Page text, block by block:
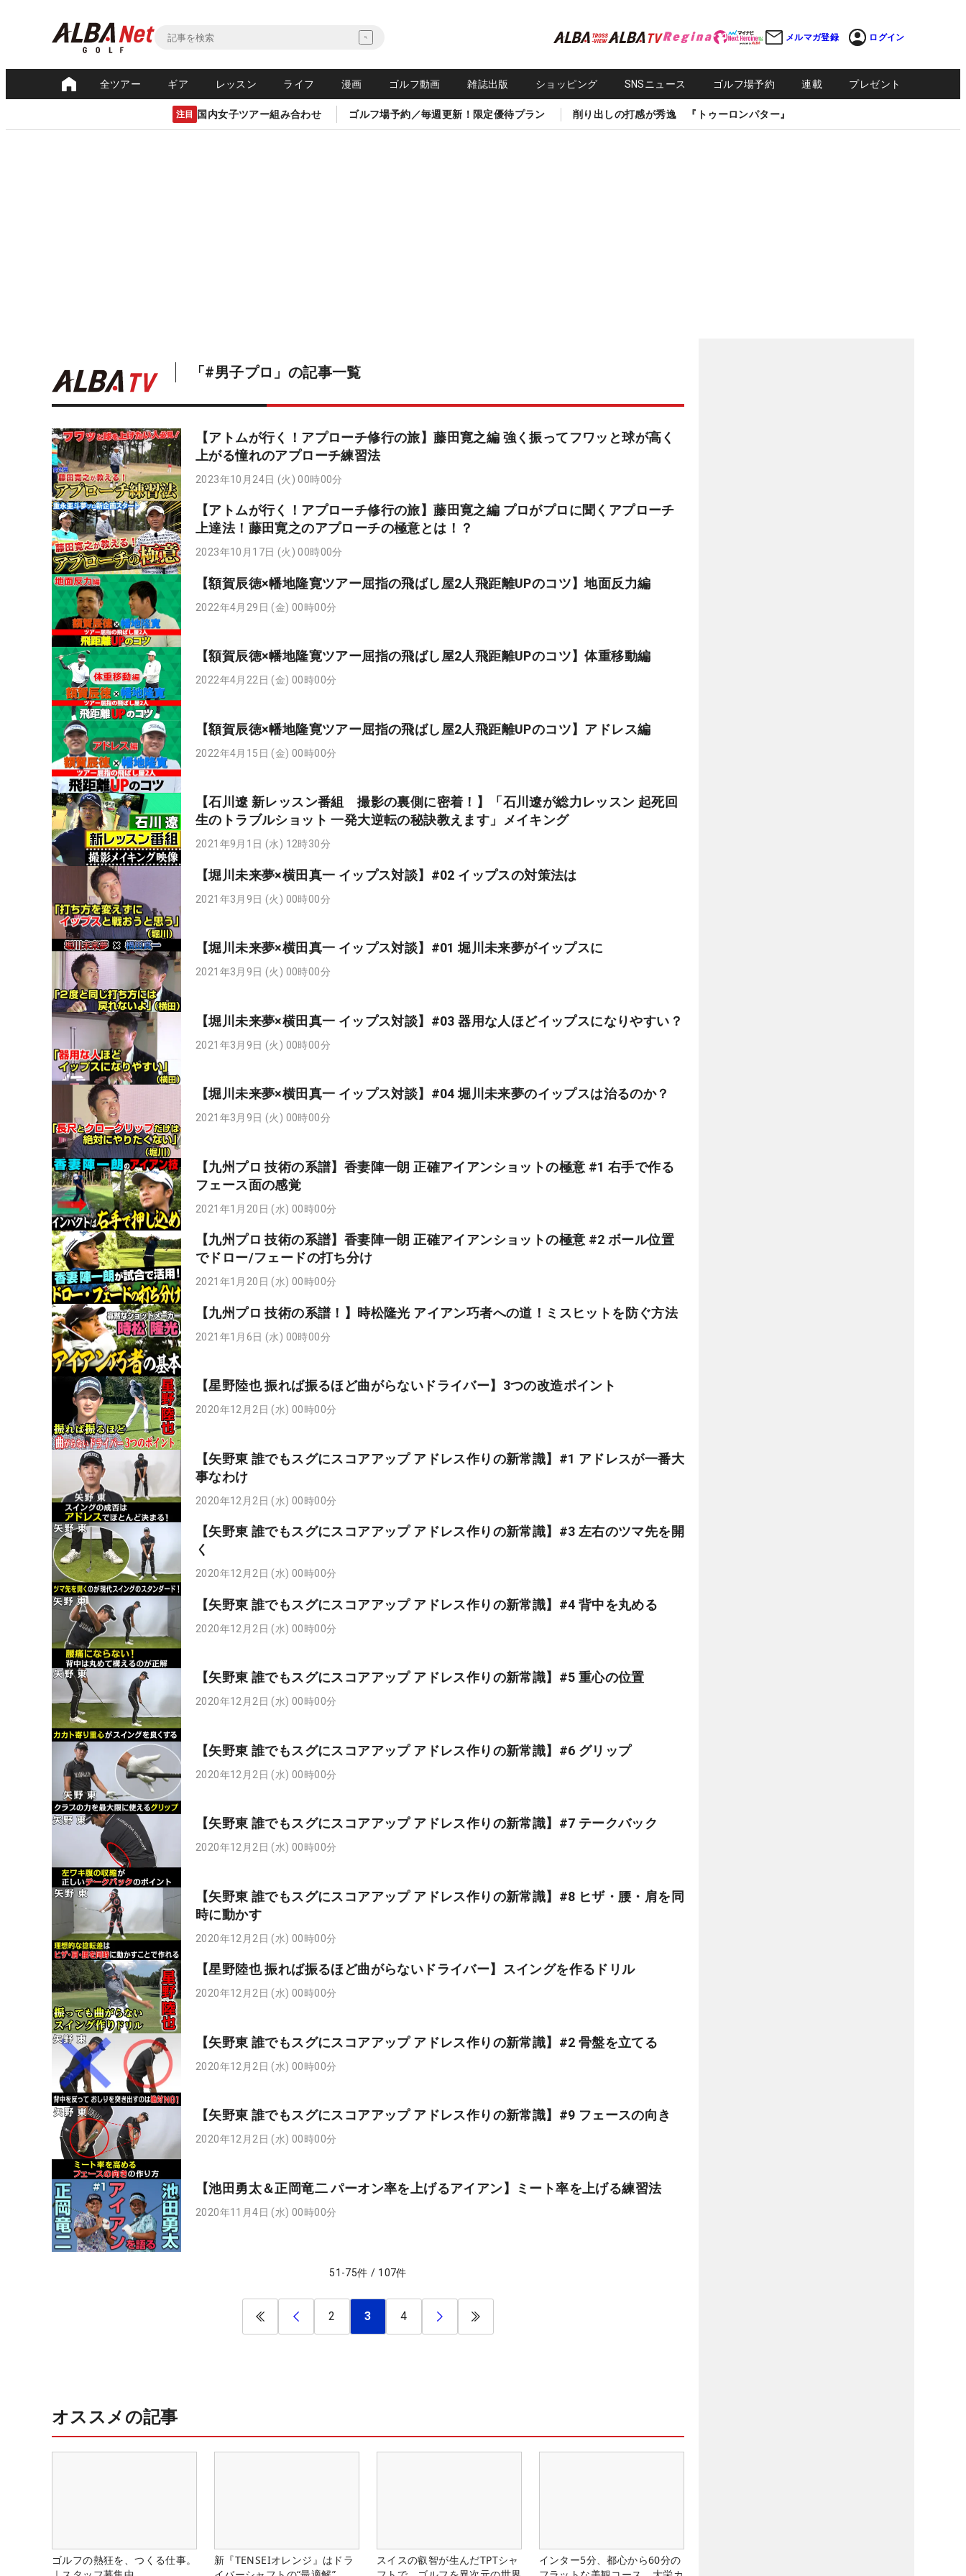
メルマガ登録 ログイン
全ツアー ギア レッスン ライフ 漫画 ゴルフ動画 雑誌出版 ショッピング SNSニュース ゴルフ場予約 連載 プレゼント
注目 国内女子ツアー組み合わせ ゴルフ場予約／毎週更新！限定優待プラン 削り出しの打感が秀逸 『トゥーロンパター』
「#男子プロ」の記事一覧
【アトムが行く！アプローチ修行の旅】藤田寛之編 強く振ってフワッと球が高く
上がる憧れのアプローチ練習法
2023年10月24日 (火) 00時00分
【アトムが行く！アプローチ修行の旅】藤田寛之編 プロがプロに聞くアプローチ
上達法！藤田寛之のアプローチの極意とは！？
2023年10月17日 (火) 00時00分
【額賀辰徳×幡地隆寛ツアー屈指の飛ばし屋2人飛距離UPのコツ】地面反力編
2022年4月29日 (金) 00時00分
【額賀辰徳×幡地隆寛ツアー屈指の飛ばし屋2人飛距離UPのコツ】体重移動編
2022年4月22日 (金) 00時00分
【額賀辰徳×幡地隆寛ツアー屈指の飛ばし屋2人飛距離UPのコツ】アドレス編
2022年4月15日 (金) 00時00分
【石川遼 新レッスン番組 撮影の裏側に密着！】「石川遼が総力レッスン 起死回
生のトラブルショット 一発大逆転の秘訣教えます」メイキング
2021年9月1日 (水) 12時30分
【堀川未来夢×横田真一 イップス対談】#02 イップスの対策法は
2021年3月9日 (火) 00時00分
【堀川未来夢×横田真一 イップス対談】#01 堀川未来夢がイップスに
2021年3月9日 (火) 00時00分
【堀川未来夢×横田真一 イップス対談】#03 器用な人ほどイップスになりやすい？
2021年3月9日 (火) 00時00分
【堀川未来夢×横田真一 イップス対談】#04 堀川未来夢のイップスは治るのか？
2021年3月9日 (火) 00時00分
【九州プロ 技術の系譜】香妻陣一朗 正確アイアンショットの極意 #1 右手で作る
フェース面の感覚
2021年1月20日 (水) 00時00分
【九州プロ 技術の系譜】香妻陣一朗 正確アイアンショットの極意 #2 ボール位置
でドロー/フェードの打ち分け
2021年1月20日 (水) 00時00分
【九州プロ 技術の系譜！】時松隆光 アイアン巧者への道！ミスヒットを防ぐ方法
2021年1月6日 (水) 00時00分
【星野陸也 振れば振るほど曲がらないドライバー】3つの改造ポイント
2020年12月2日 (水) 00時00分
【矢野東 誰でもスグにスコアアップ アドレス作りの新常識】#1 アドレスが一番大
事なわけ
2020年12月2日 (水) 00時00分
【矢野東 誰でもスグにスコアアップ アドレス作りの新常識】#3 左右のツマ先を開
く
2020年12月2日 (水) 00時00分
【矢野東 誰でもスグにスコアアップ アドレス作りの新常識】#4 背中を丸める
2020年12月2日 (水) 00時00分
【矢野東 誰でもスグにスコアアップ アドレス作りの新常識】#5 重心の位置
2020年12月2日 (水) 00時00分
【矢野東 誰でもスグにスコアアップ アドレス作りの新常識】#6 グリップ
2020年12月2日 (水) 00時00分
【矢野東 誰でもスグにスコアアップ アドレス作りの新常識】#7 テークバック
2020年12月2日 (水) 00時00分
【矢野東 誰でもスグにスコアアップ アドレス作りの新常識】#8 ヒザ・腰・肩を同
時に動かす
2020年12月2日 (水) 00時00分
【星野陸也 振れば振るほど曲がらないドライバー】スイングを作るドリル
2020年12月2日 (水) 00時00分
【矢野東 誰でもスグにスコアアップ アドレス作りの新常識】#2 骨盤を立てる
2020年12月2日 (水) 00時00分
【矢野東 誰でもスグにスコアアップ アドレス作りの新常識】#9 フェースの向き
2020年12月2日 (水) 00時00分
【池田勇太＆正岡竜二 パーオン率を上げるアイアン】ミート率を上げる練習法
2020年11月4日 (水) 00時00分
51 -75件 / 107件
2 3 4
オススメの記事
ゴルフの熱狂を、つくる仕事。
新『TENSEIオレンジ』はドラ
スイスの叡智が生んだTPTシャ
インター5分、都心から60分の